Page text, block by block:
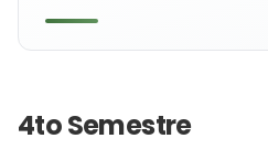
4to Semestre